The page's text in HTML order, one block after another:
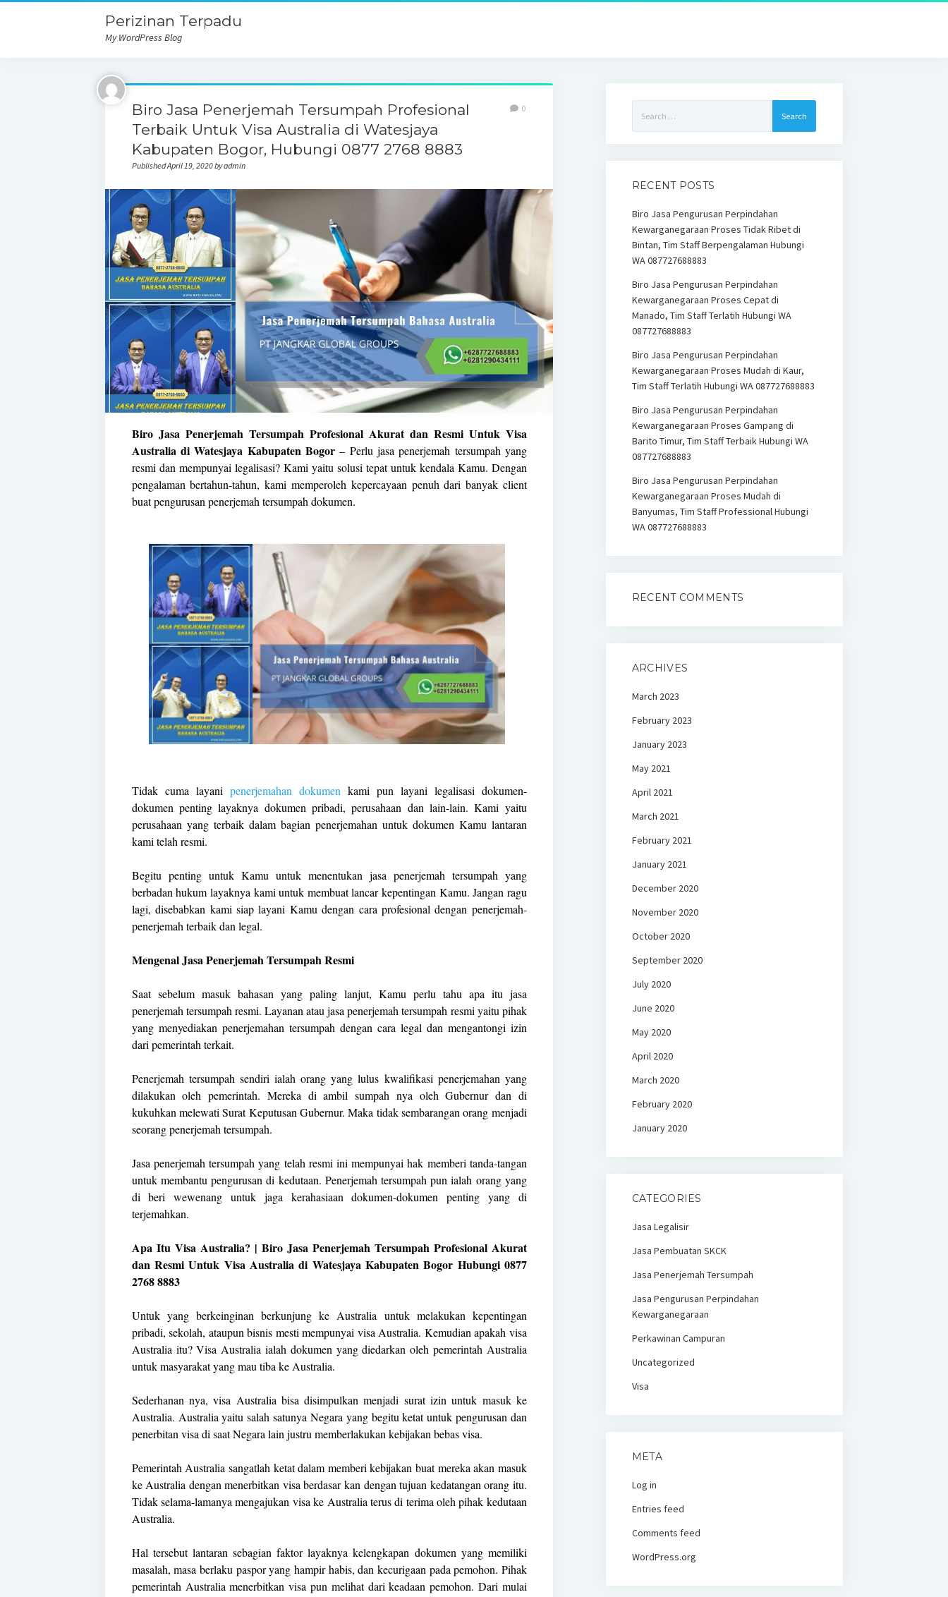
Perizinan Terpadu
My WordPress Blog
Biro Jasa Penerjemah Tersumpah Profesional
Terbaik Untuk Visa Australia di Watesjaya
Kabupaten Bogor, Hubungi 0877 2768 8883
Published April 19, 2020 by admin
0
Biro Jasa Penerjemah Tersumpah Profesional Akurat dan Resmi Untuk Visa
Australia di Watesjaya Kabupaten Bogor– Perlu jasa penerjemah tersumpah yang
resmi dan mempunyai legalisasi? Kami yaitu solusi tepat untuk kendala Kamu. Dengan
pengalaman bertahun-tahun, kami memperoleh kepercayaan penuh dari banyak client
buat pengurusan penerjemah tersumpah dokumen.
Tidak cuma layani penerjemahan dokumenkami pun layani legalisasi dokumen-
dokumen penting layaknya dokumen pribadi, perusahaan dan lain-lain. Kami yaitu
perusahaan yang terbaik dalam bagian penerjemahan untuk dokumen Kamu lantaran
kami telah resmi.
Begitu penting untuk Kamu untuk menentukan jasa penerjemah tersumpah yang
berbadan hukum layaknya kami untuk membuat lancar kepentingan Kamu. Jangan ragu
lagi, disebabkan kami siap layani Kamu dengan cara profesional dengan penerjemah-
penerjemah terbaik dan legal.
Mengenal Jasa Penerjemah Tersumpah Resmi
Saat sebelum masuk bahasan yang paling lanjut, Kamu perlu tahu apa itu jasa
penerjemah tersumpah resmi. Layanan atau jasa penerjemah tersumpah resmi yaitu pihak
yang menyediakan penerjemahan tersumpah dengan cara legal dan mengantongi izin
dari pemerintah terkait.
Penerjemah tersumpah sendiri ialah orang yang lulus kwalifikasi penerjemahan yang
dilakukan oleh pemerintah. Mereka di ambil sumpah nya oleh Gubernur dan di
kukuhkan melewati Surat Keputusan Gubernur. Maka tidak sembarangan orang menjadi
seorang penerjemah tersumpah.
Jasa penerjemah tersumpah yang telah resmi ini mempunyai hak memberi tanda-tangan
untuk membantu pengurusan di kedutaan. Penerjemah tersumpah pun ialah orang yang
di beri wewenang untuk jaga kerahasiaan dokumen-dokumen penting yang di
terjemahkan.
Apa Itu Visa Australia? | Biro Jasa Penerjemah Tersumpah Profesional Akurat
dan Resmi Untuk Visa Australia di Watesjaya Kabupaten Bogor Hubungi 0877
2768 8883
Untuk yang berkeinginan berkunjung ke Australia untuk melakukan kepentingan
pribadi, sekolah, ataupun bisnis mesti mempunyai visa Australia. Kemudian apakah visa
Australia itu? Visa Australia ialah dokumen yang diedarkan oleh pemerintah Australia
untuk masyarakat yang mau tiba ke Australia.
Sederhanan nya, visa Australia bisa disimpulkan menjadi surat izin untuk masuk ke
Australia. Australia yaitu salah satunya Negara yang begitu ketat untuk pengurusan dan
penerbitan visa di saat Negara lain justru memberlakukan kebijakan bebas visa.
Pemerintah Australia sangatlah ketat dalam memberi kebijakan buat mereka akan masuk
ke Australia dengan menerbitkan visa berdasar kan dengan tujuan kedatangan orang itu.
Tidak selama-lamanya mengajukan visa ke Australia terus di terima oleh pihak kedutaan
Australia.
Hal tersebut lantaran sebagian faktor layaknya kelengkapan dokumen yang memiliki
masalah, masa berlaku paspor yang hampir habis, dan kecurigaan pada pemohon. Pihak
pemerintah Australia menerbitkan visa pun melihat dari keadaan pemohon. Dari mulai
for:
RECENT POSTS
Biro Jasa Pengurusan Perpindahan
Kewarganegaraan Proses Tidak Ribet di
Bintan, Tim Staff Berpengalaman Hubungi
WA 087727688883
Biro Jasa Pengurusan Perpindahan
Kewarganegaraan Proses Cepat di
Manado, Tim Staff Terlatih Hubungi WA
087727688883
Biro Jasa Pengurusan Perpindahan
Kewarganegaraan Proses Mudah di Kaur,
Tim Staff Terlatih Hubungi WA 087727688883
Biro Jasa Pengurusan Perpindahan
Kewarganegaraan Proses Gampang di
Barito Timur, Tim Staff Terbaik Hubungi WA
087727688883
Biro Jasa Pengurusan Perpindahan
Kewarganegaraan Proses Mudah di
Banyumas, Tim Staff Professional Hubungi
WA 087727688883
RECENT COMMENTS
ARCHIVES
March 2023
February 2023
January 2023
May 2021
April 2021
March 2021
February 2021
January 2021
December 2020
November 2020
October 2020
September 2020
July 2020
June 2020
May 2020
April 2020
March 2020
February 2020
January 2020
CATEGORIES
Jasa Legalisir
Jasa Pembuatan SKCK
Jasa Penerjemah Tersumpah
Jasa Pengurusan Perpindahan
Kewarganegaraan
Perkawinan Campuran
Uncategorized
Visa
META
Log in
Entries feed
Comments feed
WordPress.org